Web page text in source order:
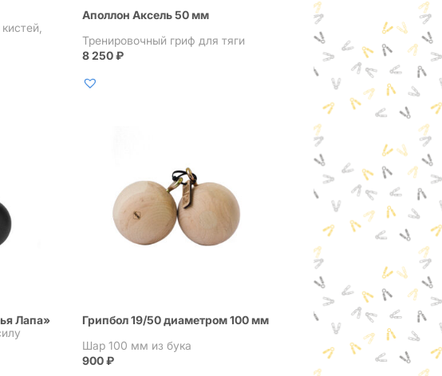
Аполлон Аксель 50 мм
Тренировочный гриф для тяги
8 250₽
Лапа»
Грипбол 19/50 диаметром 100 мм
Шар 100 мм из бука
900₽